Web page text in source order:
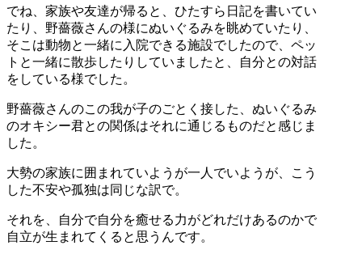
でね、家族や友達が帰ると、ひたすら日記を書いてい
たり、野薔薇さんの様にぬいぐるみを眺めていたり、
そこは動物と一緒に入院できる施設でしたので、ペッ
トと一緒に散歩したりしていましたと、自分との対話
をしている様でした。
野薔薇さんのこの我が子のごとく接した、ぬいぐるみ
のオキシー君との関係はそれに通じるものだと感じま
した。
大勢の家族に囲まれていようが一人でいようが、こう
した不安や孤独は同じな訳で。
それを、自分で自分を癒せる力がどれだけあるのかで
自立が生まれてくると思うんです。